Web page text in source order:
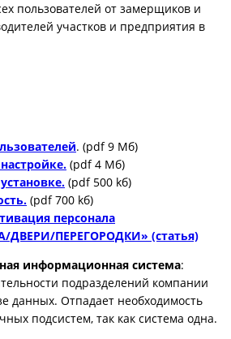
пользователей от замерщиков и
участков и предприятия в
. (pdf 9 Мб)
(pdf 4 Мб)
(pdf 500 kб)
(pdf 700 kб)
персонала
ДВЕРИ/ПЕРЕГОРОДКИ» (статья)
информационная система:
подразделений компании
данных. Отпадает необходимость
подсистем, так как система одна.